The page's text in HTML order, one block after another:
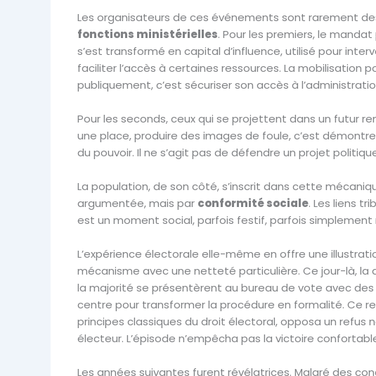
Les organisateurs de ces événements sont rarement
fonctions ministérielles. Pour les premiers, le
s’est transformé en capital d’influence, utilisé pour
faciliter l’accès à certaines ressources. La
publiquement, c’est sécuriser son accès à
Pour les seconds, ceux qui se projettent dans un futur
une place, produire des images de foule, c’est
du pouvoir. Il ne s’agit pas de défendre un projet
La population, de son côté, s’inscrit dans cette
argumentée, mais par conformité sociale. Les liens
est un moment social, parfois festif, parfois
L’expérience électorale elle-même en offre une
mécanisme avec une netteté particulière. Ce jour-là,
la majorité se présentèrent au bureau de vote avec
centre pour transformer la procédure en formalité. Ce
principes classiques du droit électoral, opposa un refus
électeur. L’épisode n’empêcha pas la victoire
Les années suivantes furent révélatrices. Malgré des